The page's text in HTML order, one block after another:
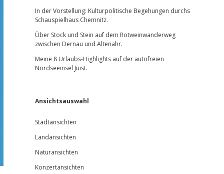
In der Vorstellung: Kulturpolitische Begehungen durchs
Schauspielhaus Chemnitz.
Über Stock und Stein auf dem Rotweinwanderweg
zwischen Dernau und Altenahr.
Meine 8 Urlaubs-Highlights auf der autofreien
Nordseeinsel Juist.
Ansichtsauswahl
Stadtansichten
Landansichten
Naturansichten
Konzertansichten